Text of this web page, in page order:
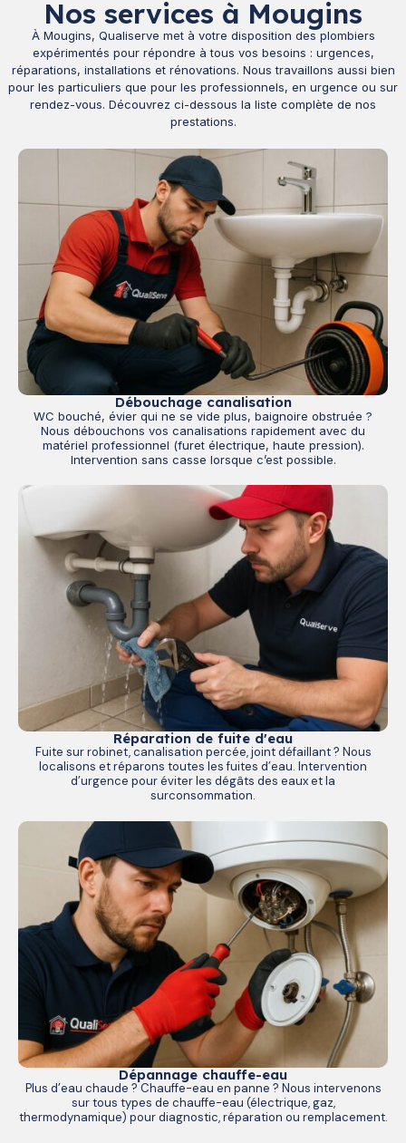
Nos services à Mougins
À Mougins, Qualiserve met à votre disposition des plombiers
expérimentés pour répondre à tous vos besoins : urgences,
réparations, installations et rénovations. Nous travaillons aussi bien
pour les particuliers que pour les professionnels, en urgence ou sur
rendez-vous. Découvrez ci-dessous la liste complète de nos
prestations.
Débouchage canalisation
WC bouché, évier qui ne se vide plus, baignoire obstruée ?
Nous débouchons vos canalisations rapidement avec du
matériel professionnel (furet électrique, haute pression).
Intervention sans casse lorsque c’est possible.
Réparation de fuite d'eau
Fuite sur robinet, canalisation percée, joint défaillant ? Nous
localisons et réparons toutes les fuites d’eau. Intervention
d’urgence pour éviter les dégâts des eaux et la
surconsommation.
Dépannage chauffe-eau
Plus d’eau chaude ? Chauffe-eau en panne ? Nous intervenons
sur tous types de chauffe-eau (électrique, gaz,
thermodynamique) pour diagnostic, réparation ou remplacement.